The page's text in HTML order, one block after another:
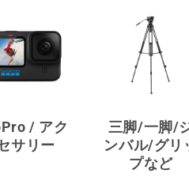
/ アク
サリー
三脚/一脚/
ンバル/グリ
プなど